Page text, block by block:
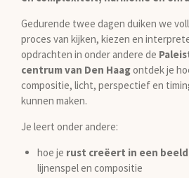
Gedurende twee dagen duiken we
proces van kijken, kiezen en
opdrachten in onder andere de
centrum van Den Haagontdek je
compositie, licht, perspectief en
kunnen maken.
Je leert onder andere:
hoe je rust creëert in een beeld
lijnenspel en compositie